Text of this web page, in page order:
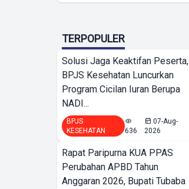
TERPOPULER
Solusi Jaga Keaktifan Peserta,
BPJS Kesehatan Luncurkan
Program Cicilan Iuran Berupa
NADI...
BPJS
KESEHATAN
636
07-Aug-
2026
Rapat Paripurna KUA PPAS
Perubahan APBD Tahun
Anggaran 2026, Bupati Tubaba